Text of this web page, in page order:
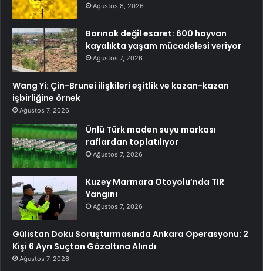
Ağustos 8, 2026
Barınak değil esaret: 600 hayvan
kayalıkta yaşam mücadelesi veriyor
Ağustos 7, 2026
Wang Yi: Çin-Brunei ilişkileri eşitlik ve kazan-kazan
işbirliğine örnek
Ağustos 7, 2026
Ünlü Türk maden suyu markası
raflardan toplatılıyor
Ağustos 7, 2026
Kuzey Marmara Otoyolu’nda TIR
Yangını
Ağustos 7, 2026
Gülistan Doku Soruşturmasında Ankara Operasyonu: 2
Kişi 6 Ayrı Suçtan Gözaltına Alındı
Ağustos 7, 2026